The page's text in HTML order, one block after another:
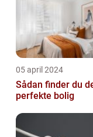
05 april 2024
Sådan finder du
perfekte bolig